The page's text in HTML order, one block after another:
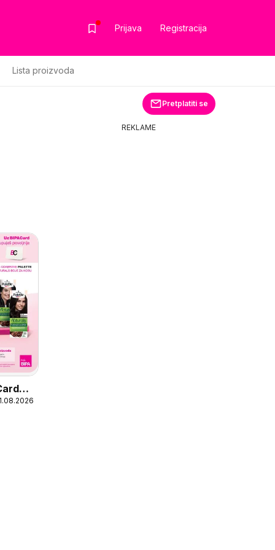
Prijava Registracija
Lista proizvoda
Pretplatiti se
REKLAME